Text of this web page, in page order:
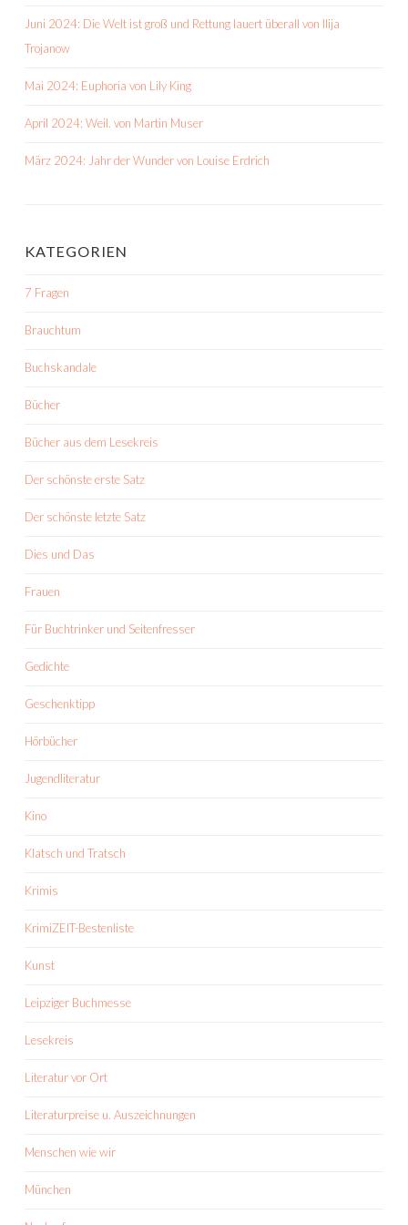
Juni 2024: Die Welt ist groß und Rettung lauert überall von Ilija
Trojanow
Mai 2024: Euphoria von Lily King
April 2024: Weil. von Martin Muser
März 2024: Jahr der Wunder von Louise Erdrich
KATEGORIEN
7 Fragen
Brauchtum
Buchskandale
Bücher
Bücher aus dem Lesekreis
Der schönste erste Satz
Der schönste letzte Satz
Dies und Das
Frauen
Für Buchtrinker und Seitenfresser
Gedichte
Geschenktipp
Hörbücher
Jugendliteratur
Kino
Klatsch und Tratsch
Krimis
KrimiZEIT-Bestenliste
Kunst
Leipziger Buchmesse
Lesekreis
Literatur vor Ort
Literaturpreise u. Auszeichnungen
Menschen wie wir
München